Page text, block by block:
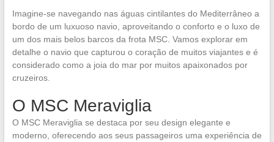
Imagine-se navegando nas águas cintilantes do Mediterrâneo a
bordo de um luxuoso navio, aproveitando o conforto e o luxo de
um dos mais belos barcos da frota MSC. Vamos explorar em
detalhe o navio que capturou o coração de muitos viajantes e é
considerado como a joia do mar por muitos apaixonados por
cruzeiros.
O MSC Meraviglia
O MSC Meraviglia se destaca por seu design elegante e
moderno, oferecendo aos seus passageiros uma experiência de